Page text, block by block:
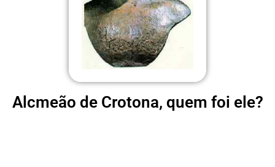
Alcmeão de Crotona, quem foi ele?